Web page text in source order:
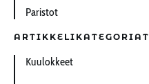
Paristot
ARTIKKELIKATEGORIAT
Kuulokkeet